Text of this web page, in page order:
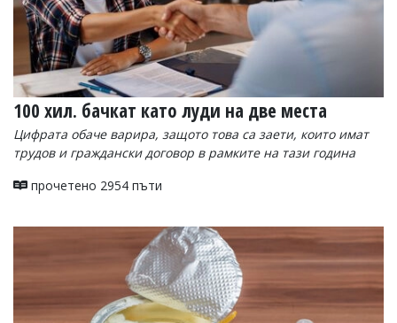
100 хил. бачкат като луди на две места
Цифрата обаче варира, защото това са заети, които имат
трудов и граждански договор в рамките на тази година
прочетено 2954 пъти